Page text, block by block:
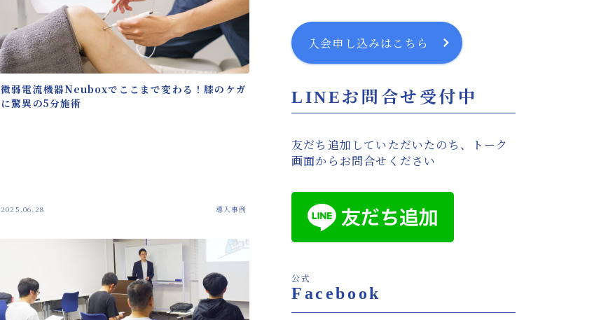
微弱電流機器Neuboxでここまで変わる！膝のケガ
に驚異の5分施術
2025.06.28 導入事例
入会申し込みはこちら
LINEお問合せ受付中
友だち追加していただいたのち、トーク
画面からお問合せください
公式
Facebook